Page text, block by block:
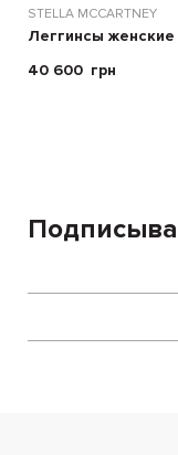
STELLA MCCARTNEY
Леггинсы женские
40 600 грн